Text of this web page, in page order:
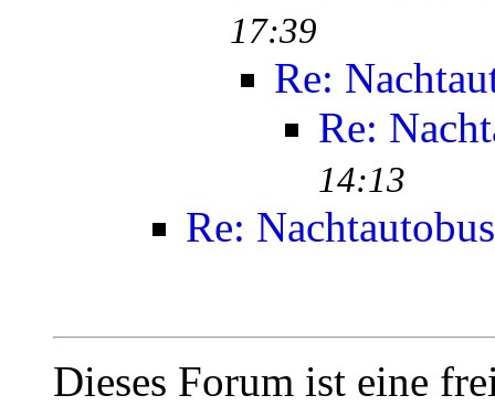
17:39
Re:
Re:
14:13
Re: Nachtautobus
Dieses Forum ist eine